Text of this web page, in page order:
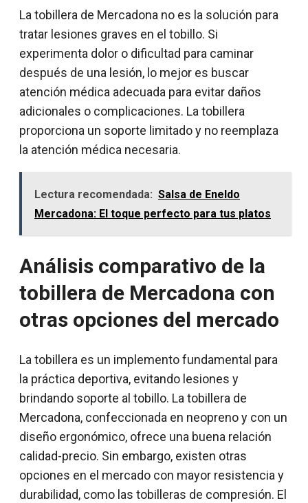
La tobillera de Mercadona no es la solución para
tratar lesiones graves en el tobillo. Si
experimenta dolor o dificultad para caminar
después de una lesión, lo mejor es buscar
atención médica adecuada para evitar daños
adicionales o complicaciones. La tobillera
proporciona un soporte limitado y no reemplaza
la atención médica necesaria.
Lectura recomendada: Salsa de Eneldo
Mercadona: El toque perfecto para tus platos
Análisis comparativo de la
tobillera de Mercadona con
otras opciones del mercado
La tobillera es un implemento fundamental para
la práctica deportiva, evitando lesiones y
brindando soporte al tobillo. La tobillera de
Mercadona, confeccionada en neopreno y con un
diseño ergonómico, ofrece una buena relación
calidad-precio. Sin embargo, existen otras
opciones en el mercado con mayor resistencia y
durabilidad, como las tobilleras de compresión. El